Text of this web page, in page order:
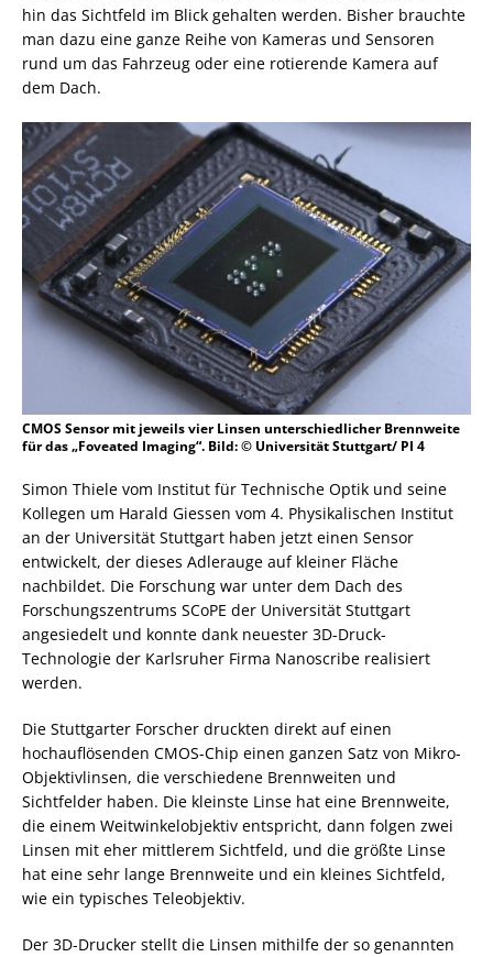
hin das Sichtfeld im Blick gehalten werden. Bisher brauchte
man dazu eine ganze Reihe von Kameras und Sensoren
rund um das Fahrzeug oder eine rotierende Kamera auf
dem Dach.
CMOS Sensor mit jeweils vier Linsen unterschiedlicher Brennweite
für das „Foveated Imaging“. Bild: © Universität Stuttgart/ PI 4
Simon Thiele vom Institut für Technische Optik und seine
Kollegen um Harald Giessen vom 4. Physikalischen Institut
an der Universität Stuttgart haben jetzt einen Sensor
entwickelt, der dieses Adlerauge auf kleiner Fläche
nachbildet. Die Forschung war unter dem Dach des
Forschungszentrums SCoPE der Universität Stuttgart
angesiedelt und konnte dank neuester 3D-Druck-
Technologie der Karlsruher Firma Nanoscribe realisiert
werden.
Die Stuttgarter Forscher druckten direkt auf einen
hochauflösenden CMOS-Chip einen ganzen Satz von Mikro-
Objektivlinsen, die verschiedene Brennweiten und
Sichtfelder haben. Die kleinste Linse hat eine Brennweite,
die einem Weitwinkelobjektiv entspricht, dann folgen zwei
Linsen mit eher mittlerem Sichtfeld, und die größte Linse
hat eine sehr lange Brennweite und ein kleines Sichtfeld,
wie ein typisches Teleobjektiv.
Der 3D-Drucker stellt die Linsen mithilfe der so genannten